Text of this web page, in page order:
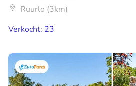
Ruurlo (3km)
Verkocht: 23